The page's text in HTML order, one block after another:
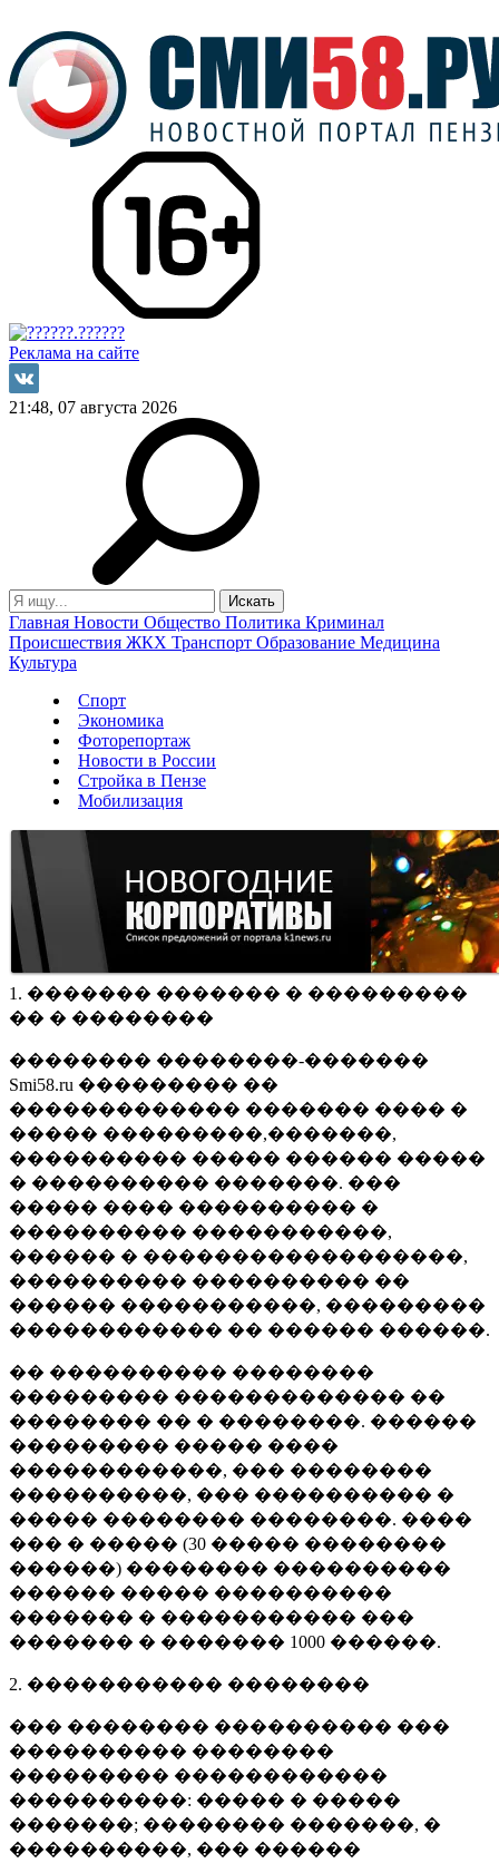
Реклама на сайте
21:48, 07 августа 2026
Главная Новости Общество Политика Криминал
Происшествия ЖКХ Транспорт Образование Медицина
Культура
Спорт
Экономика
Фоторепортаж
Новости в России
Стройка в Пензе
Мобилизация
1. ������� ������� � ���������
�� � ��������
�������� ��������-�������
Smi58.ru ��������� ��
������������� ������� ���� �
����� ���������,�������,
���������� ����� ������ �����
� ���������� �������. ���
����� ���� ���������� �
���������� �����������,
������ � ������������������,
���������� ���������� ��
������ �����������, ���������
������������ �� ������ ������.
�� ���������� ��������
��������� ������������� ��
�������� �� � ��������. ������
��������� ����� ����
������������, ��� ��������
����������, ��� ���������� �
����� �������� ��������. ����
��� � ����� (30 ����� ��������
������) �������� ����������
������ ����� ����������
������� � ����������� ���
������� � ������� 1000 ������.
2. ����������� ��������
��� �������� ���������� ���
���������� ��������
��������� ������������
����������: ����� � �����
�������; �������� �������, �
����������, ��� ������